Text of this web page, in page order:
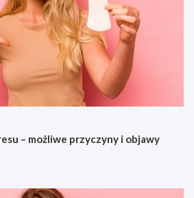
– możliwe przyczyny i objawy